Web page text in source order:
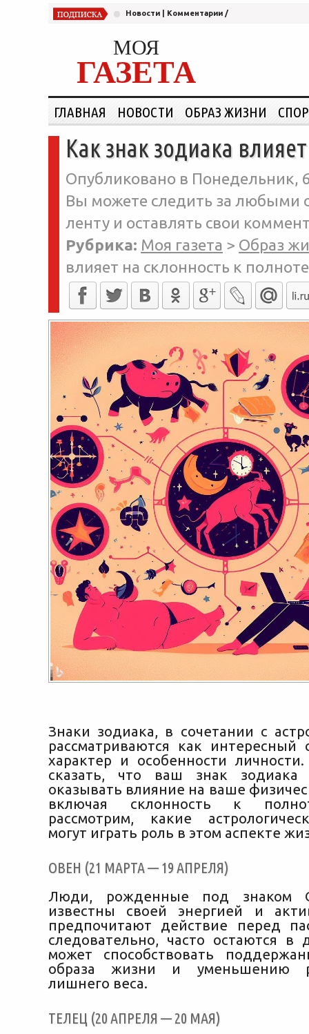
Новости Комментарии /
МОЯ
ГАЗЕТА
ГЛАВНАЯ НОВОСТИ ОБРАЗ ЖИЗНИ
Как знак зодиака
Опубликовано в Понедельник,
Вы можете следить за любыми
ленту и оставлять свои
Рубрика: Моя газета > Образ
влияет на склонность к полноте
Знаки зодиака, в сочетании с
рассматриваются как интересный
характер и особенности
сказать, что ваш знак
оказывать влияние на ваше
включая склонность к
рассмотрим, какие
могут играть роль в этом аспекте
ОВЕН (21 МАРТА — 19 АПРЕЛЯ)
Люди, рожденные под знаком
известны своей энергией и
предпочитают действие перед
следовательно, часто остаются в
может способствовать
образа жизни и уменьшению
лишнего веса.
ТЕЛЕЦ (20 АПРЕЛЯ — 20 МАЯ)